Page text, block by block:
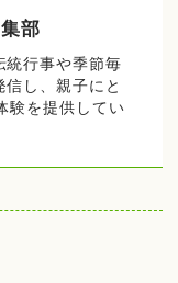
部
統行事や季節毎
し、親子にと
験を提供してい